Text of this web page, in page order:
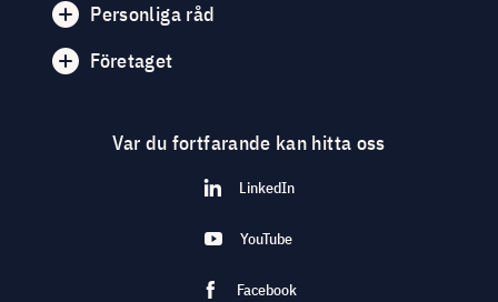
Personliga råd
Företaget
Var du fortfarande kan hitta oss
LinkedIn
YouTube
Facebook